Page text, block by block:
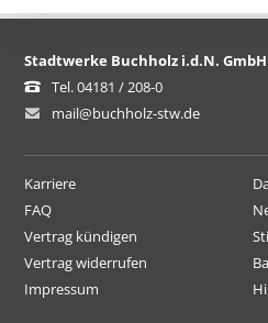
Stadtwerke Buchholz i.d.N. GmbH
Tel. 04181 / 208-0
mail@buchholz-stw.de
Karriere
FAQ
Vertrag kündigen
Vertrag widerrufen
Impressum